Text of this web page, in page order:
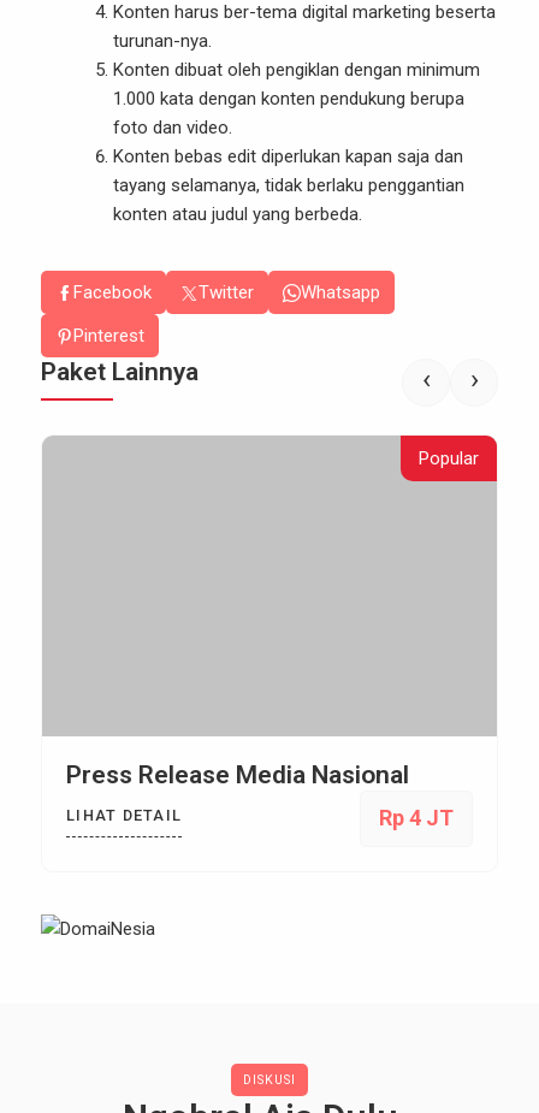
Konten harus ber-tema digital marketing beserta
turunan-nya.
Konten dibuat oleh pengiklan dengan minimum
1.000 kata dengan konten pendukung berupa
foto dan video.
Konten bebas edit diperlukan kapan saja dan
tayang selamanya, tidak berlaku penggantian
konten atau judul yang berbeda.
Facebook Twitter
Whatsapp
Pinterest
Paket Lainnya
Popular
Press Release Media Nasional
Rp 4 JT
LIHAT DETAIL
‹ ›
DISKUSI